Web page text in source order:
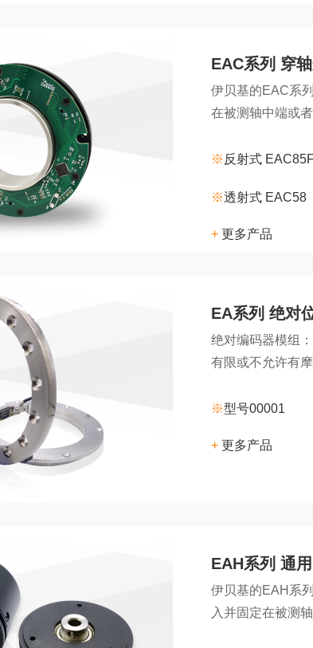
EAC系列 穿
伊贝基的EAC系
在被测轴中端或
※ 反射式
※透射式 EAC58
+ 更多产品
EA系列 绝对
绝对编码器模组
有限或不允许有摩
※型号00001
+ 更多产品
EAH系列 通
伊贝基的EAH系
入并固定在被测轴